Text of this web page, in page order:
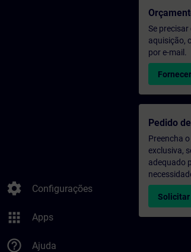
settings Configurações
apps Apps
help_outline Ajuda
Se
aquisição,
por e-mail.
Pedido
Preencha
exclusiva,
adequado
Solicitar